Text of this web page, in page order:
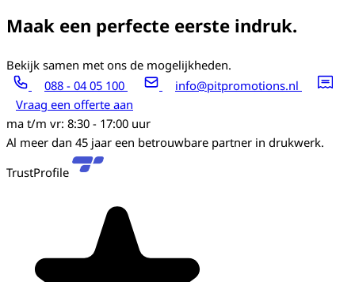
Maak een perfecte eerste indruk.
Bekijk samen met ons de mogelijkheden.
088 - 04 05 100
info@pitpromotions.nl
Vraag een offerte aan
ma t/m vr: 8:30 - 17:00 uur
Al meer dan 45 jaar een betrouwbare partner in drukwerk.
TrustProfile